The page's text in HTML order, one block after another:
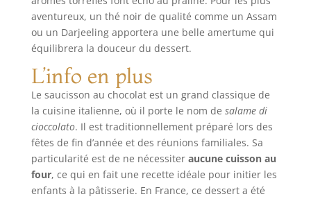
aventureux, un thé noir de qualité comme un Assam
ou un Darjeeling apportera une belle amertume qui
équilibrera la douceur du dessert.
L’info en plus
Le saucisson au chocolat est un grand classique de
la cuisine italienne, où il porte le nom de salame di
cioccolato. Il est traditionnellement préparé lors des
fêtes de fin d’année et des réunions familiales. Sa
particularité est de ne nécessiter aucune cuisson au
four, ce qui en fait une recette idéale pour initier les
enfants à la pâtisserie. En France, ce dessert a été